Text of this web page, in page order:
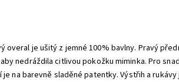
overal je ušitý z jemné 100% bavlny. Pravý
nedráždila citlivou pokožku miminka. Pro
na barevně sladěné patentky. Výstřih a